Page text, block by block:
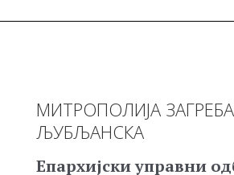
МИТРОПОЛИЈА
ЉУБЉАНСКА
Епархијски управни